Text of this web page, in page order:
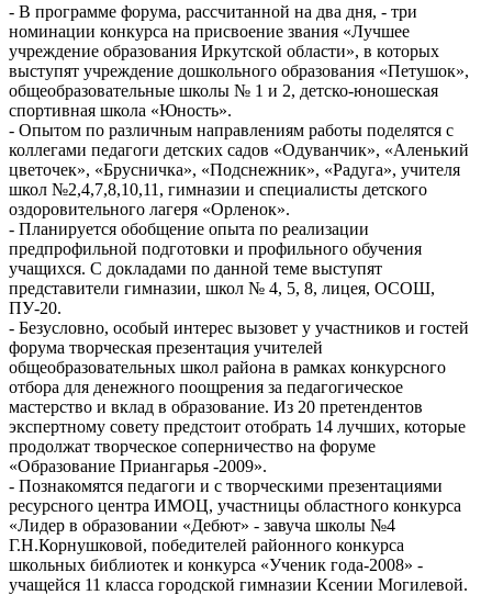
- В программе форума, рассчитанной на два дня, - три
номинации конкурса на присвоение звания «Лучшее
учреждение образования Иркутской области», в которых
выступят учреждение дошкольного образования «Петушок»,
общеобразовательные школы № 1 и 2, детско-юношеская
спортивная школа «Юность».
- Опытом по различным направлениям работы поделятся с
коллегами педагоги детских садов «Одуванчик», «Аленький
цветочек», «Брусничка», «Подснежник», «Радуга», учителя
школ №2,4,7,8,10,11, гимназии и специалисты детского
оздоровительного лагеря «Орленок».
- Планируется обобщение опыта по реализации
предпрофильной подготовки и профильного обучения
учащихся. С докладами по данной теме выступят
представители гимназии, школ № 4, 5, 8, лицея, ОСОШ,
ПУ-20.
- Безусловно, особый интерес вызовет у участников и гостей
форума творческая презентация учителей
общеобразовательных школ района в рамках конкурсного
отбора для денежного поощрения за педагогическое
мастерство и вклад в образование. Из 20 претендентов
экспертному совету предстоит отобрать 14 лучших, которые
продолжат творческое соперничество на форуме
«Образование Приангарья -2009».
- Познакомятся педагоги и с творческими презентациями
ресурсного центра ИМОЦ, участницы областного конкурса
«Лидер в образовании «Дебют» - завуча школы №4
Г.Н.Корнушковой, победителей районного конкурса
школьных библиотек и конкурса «Ученик года-2008» -
учащейся 11 класса городской гимназии Ксении Могилевой.